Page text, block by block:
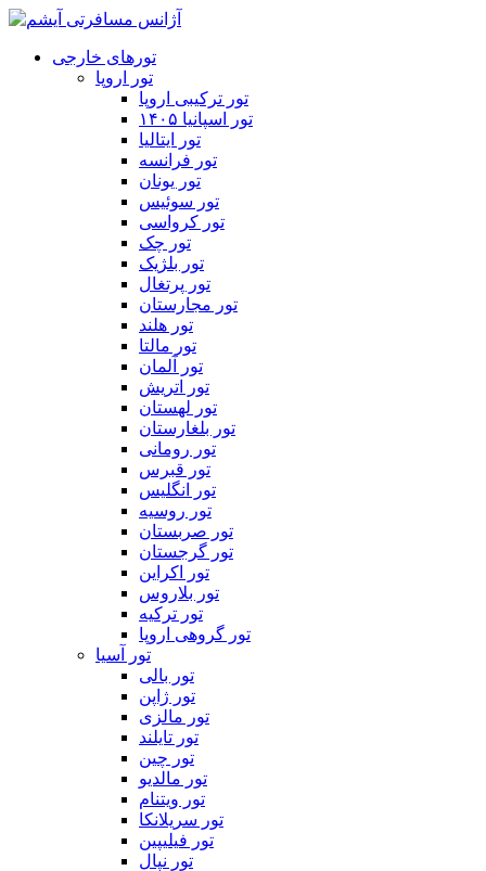
تورهای خارجی
تور اروپا
تور ترکیبی اروپا
تور اسپانیا ۱۴۰۵
تور ایتالیا
تور فرانسه
تور یونان
تور سوئیس
تور کرواسی
تور چک
تور بلژیک
تور پرتغال
تور مجارستان
تور هلند
تور مالتا
تور آلمان
تور اتریش
تور لهستان
تور بلغارستان
تور رومانی
تور قبرس
تور انگلیس
تور روسیه
تور صربستان
تور گرجستان
تور اکراین
تور بلاروس
تور ترکیه
تور گروهی اروپا
تور آسیا
تور بالی
تور ژاپن
تور مالزی
تور تایلند
تور چین
تور مالدیو
تور ویتنام
تور سریلانکا
تور فیلیپین
تور نپال